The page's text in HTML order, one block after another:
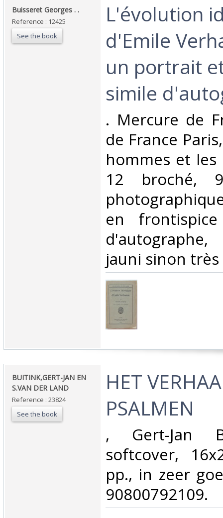
‎Buisseret Georges . .‎
Reference : 12425
See the book
‎L'évolution
d'Emile
un portrait
simile
‎. Mercure de
de France
hommes et
12 broché,
en
jauni sinon
‎BUITINK,GERT-JAN EN
S.VAN DER LAND‎
Reference : 23824
See the book
‎HET
PSALMEN‎
‎, Gert-Jan
softcover,
pp., in zeer
90800792109.‎